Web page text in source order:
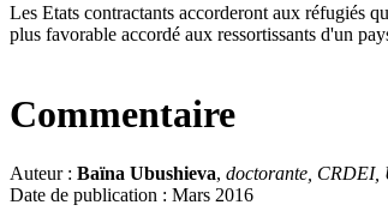
Les Etats contractants accorderont aux réfugiés
plus favorable accordé aux ressortissants d'un
Commentaire
Auteur : Baïna Ubushieva, doctorante, CRDEI,
Date de publication : Mars 2016